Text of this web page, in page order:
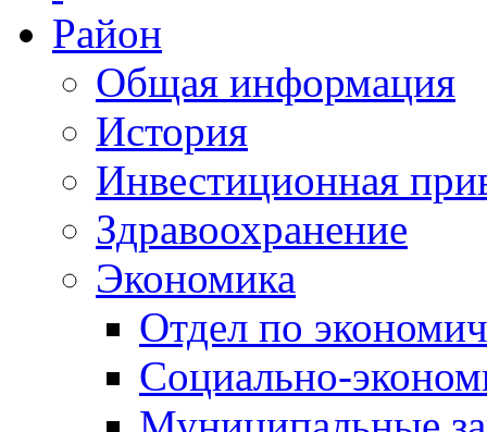
Район
Общая информация
История
Инвестиционная
Здравоохранение
Экономика
Отдел по
Социально-